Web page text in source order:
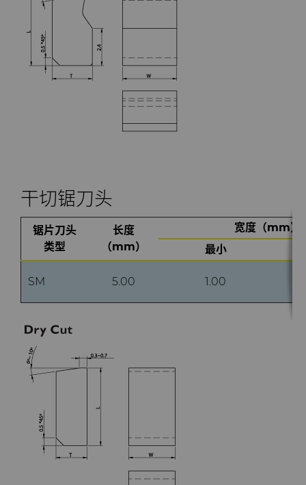
注塑模具
医疗
精密测量工具
DuraNib™ 硬质合金模芯
Versimax™
6UDPlus钢帘线拉拔牌号
干切锯刀头
锯片刀头
类型
长度
（mm）
宽度（mm）
最小
SM 5.00 1.00